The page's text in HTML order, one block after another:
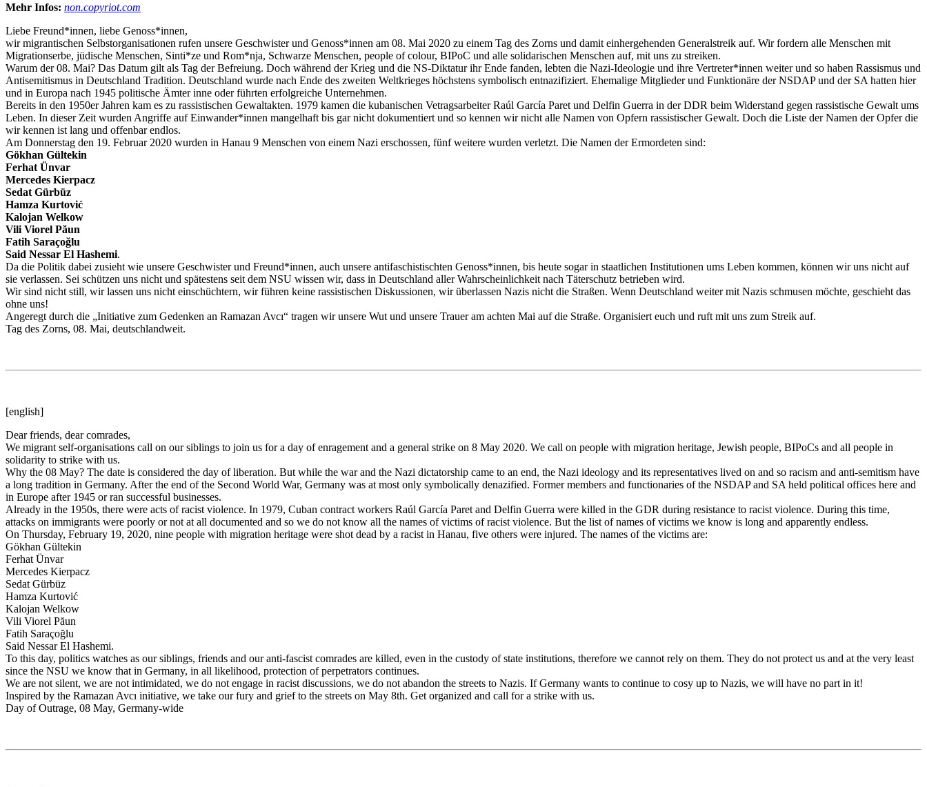
Mehr Infos: non.copyriot.com
Liebe Freund*innen, liebe Genoss*innen,
wir migrantischen Selbstorganisationen rufen unsere Geschwister und Genoss*innen am 08. Mai 2020 zu einem Tag des Zorns und damit einhergehenden Generalstreik auf. Wir fordern alle Menschen mit
Migrationserbe, jüdische Menschen, Sinti*ze und Rom*nja, Schwarze Menschen, people of colour, BIPoC und alle solidarischen Menschen auf, mit uns zu streiken.
Warum der 08. Mai? Das Datum gilt als Tag der Befreiung. Doch während der Krieg und die NS-Diktatur ihr Ende fanden, lebten die Nazi-Ideologie und ihre Vertreter*innen weiter und so haben Rassismus und
Antisemitismus in Deutschland Tradition. Deutschland wurde nach Ende des zweiten Weltkrieges höchstens symbolisch entnazifiziert. Ehemalige Mitglieder und Funktionäre der NSDAP und der SA hatten hier
und in Europa nach 1945 politische Ämter inne oder führten erfolgreiche Unternehmen.
Bereits in den 1950er Jahren kam es zu rassistischen Gewaltakten. 1979 kamen die kubanischen Vetragsarbeiter Raúl García Paret und Delfin Guerra in der DDR beim Widerstand gegen rassistische Gewalt ums
Leben. In dieser Zeit wurden Angriffe auf Einwander*innen mangelhaft bis gar nicht dokumentiert und so kennen wir nicht alle Namen von Opfern rassistischer Gewalt. Doch die Liste der Namen der Opfer die
wir kennen ist lang und offenbar endlos.
Am Donnerstag den 19. Februar 2020 wurden in Hanau 9 Menschen von einem Nazi erschossen, fünf weitere wurden verletzt. Die Namen der Ermordeten sind:
Gökhan Gültekin
Ferhat Ünvar
Mercedes Kierpacz
Sedat Gürbüz
Hamza Kurtović
Kalojan Welkow
Vili Viorel Păun
Fatih Saraçoğlu
Said Nessar El Hashemi.
Da die Politik dabei zusieht wie unsere Geschwister und Freund*innen, auch unsere antifaschistischten Genoss*innen, bis heute sogar in staatlichen Institutionen ums Leben kommen, können wir uns nicht auf
sie verlassen. Sei schützen uns nicht und spätestens seit dem NSU wissen wir, dass in Deutschland aller Wahrscheinlichkeit nach Täterschutz betrieben wird.
Wir sind nicht still, wir lassen uns nicht einschüchtern, wir führen keine rassistischen Diskussionen, wir überlassen Nazis nicht die Straßen. Wenn Deutschland weiter mit Nazis schmusen möchte, geschieht das
ohne uns!
Angeregt durch die „Initiative zum Gedenken an Ramazan Avcı“ tragen wir unsere Wut und unsere Trauer am achten Mai auf die Straße. Organisiert euch und ruft mit uns zum Streik auf.
Tag des Zorns, 08. Mai, deutschlandweit.
[english]
Dear friends, dear comrades,
We migrant self-organisations call on our siblings to join us for a day of enragement and a general strike on 8 May 2020. We call on people with migration heritage, Jewish people, BIPoCs and all people in
solidarity to strike with us.
Why the 08 May? The date is considered the day of liberation. But while the war and the Nazi dictatorship came to an end, the Nazi ideology and its representatives lived on and so racism and anti-semitism have
a long tradition in Germany. After the end of the Second World War, Germany was at most only symbolically denazified. Former members and functionaries of the NSDAP and SA held political offices here and
in Europe after 1945 or ran successful businesses.
Already in the 1950s, there were acts of racist violence. In 1979, Cuban contract workers Raúl García Paret and Delfin Guerra were killed in the GDR during resistance to racist violence. During this time,
attacks on immigrants were poorly or not at all documented and so we do not know all the names of victims of racist violence. But the list of names of victims we know is long and apparently endless.
On Thursday, February 19, 2020, nine people with migration heritage were shot dead by a racist in Hanau, five others were injured. The names of the victims are:
Gökhan Gültekin
Ferhat Ünvar
Mercedes Kierpacz
Sedat Gürbüz
Hamza Kurtović
Kalojan Welkow
Vili Viorel Păun
Fatih Saraçoğlu
Said Nessar El Hashemi.
To this day, politics watches as our siblings, friends and our anti-fascist comrades are killed, even in the custody of state institutions, therefore we cannot rely on them. They do not protect us and at the very least
since the NSU we know that in Germany, in all likelihood, protection of perpetrators continues.
We are not silent, we are not intimidated, we do not engage in racist discussions, we do not abandon the streets to Nazis. If Germany wants to continue to cosy up to Nazis, we will have no part in it!
Inspired by the Ramazan Avcı initiative, we take our fury and grief to the streets on May 8th. Get organized and call for a strike with us.
Day of Outrage, 08 May, Germany-wide